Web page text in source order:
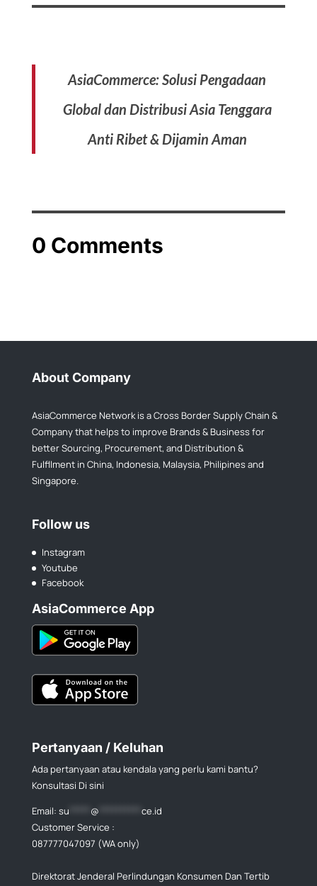
AsiaCommerce: Solusi Pengadaan
Global dan Distribusi Asia Tenggara
Anti Ribet & Dijamin Aman
0 Comments
About Company
AsiaCommerce Network is a Cross Border Supply Chain &
Company that helps to improve Brands & Business for
better Sourcing, Procurement, and Distribution &
Fulfllment in China, Indonesia, Malaysia, Philipines and
Singapore.
Follow us
Instagram
Youtube
Facebook
AsiaCommerce App
Pertanyaan / Keluhan
Ada pertanyaan atau kendala yang perlu kami bantu?
Konsultasi Di sini
Email: su @
ce.id
Customer Service :
087777047097 (WA only)
Direktorat Jenderal Perlindungan Konsumen Dan Tertib